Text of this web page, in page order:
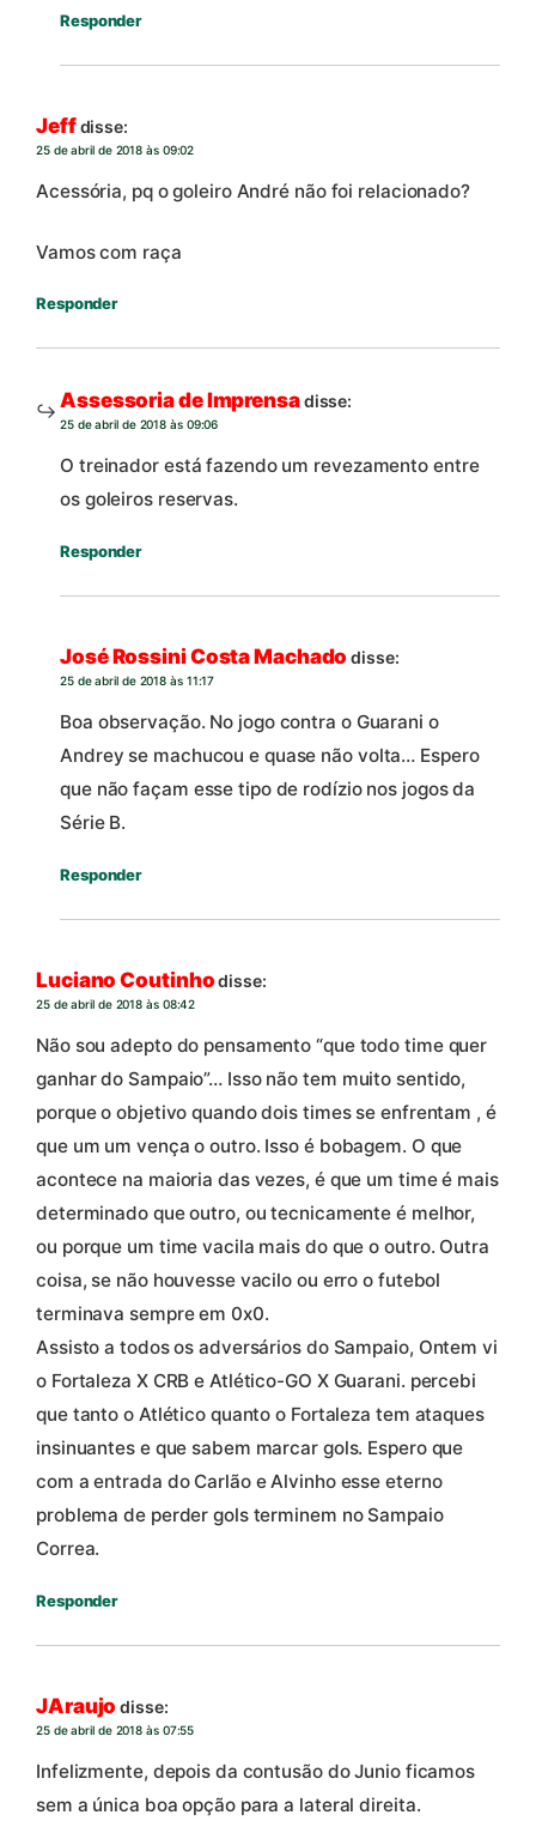
Responder
Jeffdisse:
25 de abril de 2018 às 09:02
Acessória, pq o goleiro André não foi relacionado?
Vamos com raça
Responder
Assessoria de Imprensadisse:
25 de abril de 2018 às 09:06
O treinador está fazendo um revezamento entre
os goleiros reservas.
Responder
José Rossini Costa Machado disse:
25 de abril de 2018 às 11:17
Boa observação. No jogo contra o Guarani o
Andrey se machucou e quase não volta… Espero
que não façam esse tipo de rodízio nos jogos da
Série B.
Responder
Luciano Coutinhodisse:
25 de abril de 2018 às 08:42
Não sou adepto do pensamento “que todo time quer
ganhar do Sampaio”… Isso não tem muito sentido,
porque o objetivo quando dois times se enfrentam , é
que um um vença o outro. Isso é bobagem. O que
acontece na maioria das vezes, é que um time é mais
determinado que outro, ou tecnicamente é melhor,
ou porque um time vacila mais do que o outro. Outra
coisa, se não houvesse vacilo ou erro o futebol
terminava sempre em 0x0.
Assisto a todos os adversários do Sampaio, Ontem vi
o Fortaleza X CRB e Atlético-GO X Guarani. percebi
que tanto o Atlético quanto o Fortaleza tem ataques
insinuantes e que sabem marcar gols. Espero que
com a entrada do Carlão e Alvinho esse eterno
problema de perder gols terminem no Sampaio
Correa.
Responder
JAraujo disse:
25 de abril de 2018 às 07:55
Infelizmente, depois da contusão do Junio ficamos
sem a única boa opção para a lateral direita.